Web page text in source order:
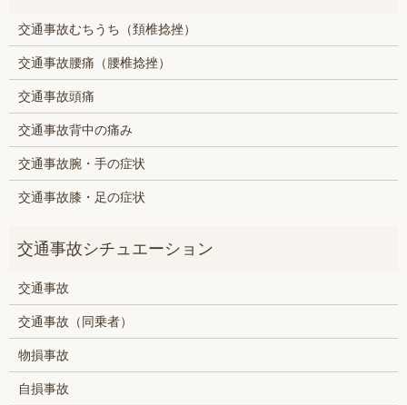
交通事故むちうち（頚椎捻挫）
交通事故腰痛（腰椎捻挫）
交通事故頭痛
交通事故背中の痛み
交通事故腕・手の症状
交通事故膝・足の症状
交通事故
交通事故（同乗者）
物損事故
自損事故